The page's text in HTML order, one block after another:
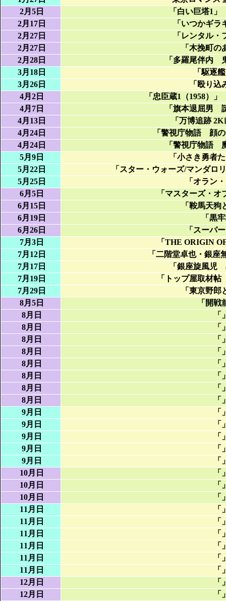
2月5日
「 白い巨塔1 」
2月17日
「 いつかギラ
2月27日
「 レンタル・
2月27日
「 木挽町の
2月28日
「 多羅尾伴内
3月18日
「 駆逐
3月26日
「 殴り込
4月2日
「 忠臣蔵1（1958）
」
4月7日
「 旗本退屈男
4月13日
「 万博追跡 2K
4月24日
「 警視庁物語 顔の
4月24日
「 警視庁物語
5月9日
「 小さき勇者
5月22日
「 スター・ウォーズ/マンダロ
5月25日
「 オラン
6月5日
「 マスターズ・オ
6月15日
「 鞍馬天狗
6月19日
「 黒
6月26日
「 スーパ
7月3日
「 THE ORIGIN
7月12日
「 二階堂卓也・銀座
7月17日
「 銀座旋風児
7月19日
「
トップ屋取材
7月29日
「 東京野郎
8月5日
「 開戦
8月日
「
8月日
「
8月日
「
8月日
「
8月日
「
8月日
「
8月日
「
8月日
「
9月日
「
9月日
「
9月日
「
9月日
「
9月日
「
10月日
「
10月日
「
10月日
「
11月日
「
11月日
「
11月日
「
11月日
「
11月日
「
11月日
「
12月日
「
12月日
「